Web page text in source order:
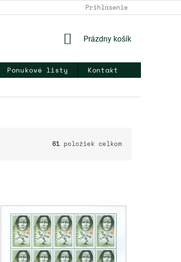
NAPÍŠTE NÁM KONTAKT
Prihlásenie
NÁKUPNÝ
Prázdny košík
Ponukové listy
Kontakt
61 položiek celkom